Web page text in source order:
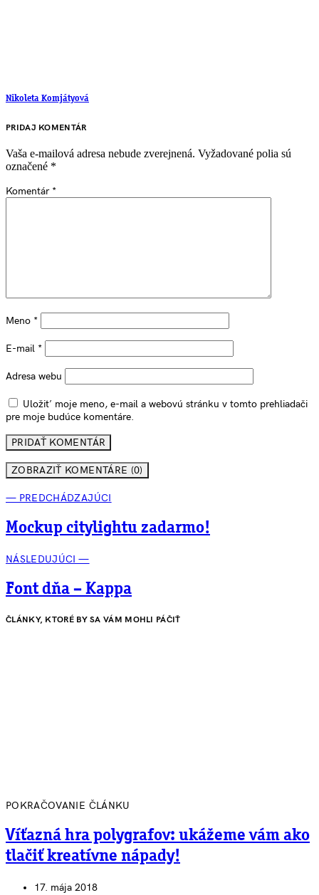
Nikoleta Komjátyová
PRIDAJ KOMENTÁR
Vaša e-mailová adresa nebude zverejnená. Vyžadované polia sú
označené *
Komentár *
Meno *
E-mail *
Adresa webu
Uložiť moje meno, e-mail a webovú stránku v tomto prehliadači
pre moje budúce komentáre.
ZOBRAZIŤ KOMENTÁRE (0)
— PREDCHÁDZAJÚCI
Mockup citylightu zadarmo!
NÁSLEDUJÚCI —
Font dňa – Kappa
ČLÁNKY, KTORÉ BY SA VÁM MOHLI PÁČIŤ
POKRAČOVANIE ČLÁNKU
Víťazná hra polygrafov: ukážeme vám ako
tlačiť kreatívne nápady!
17. mája 2018